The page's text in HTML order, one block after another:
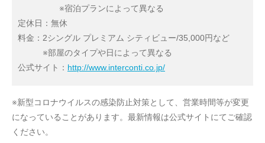
※宿泊プランによって異なる
定休日：無休
料金：2シングル プレミアム シティビュー/35,000円など
※部屋のタイプや日によって異なる
公式サイト： http://www.interconti.co.jp/
※新型コロナウイルスの感染防止対策として、営業時間等が変更
になっていることがあります。最新情報は公式サイトにてご確認
ください。